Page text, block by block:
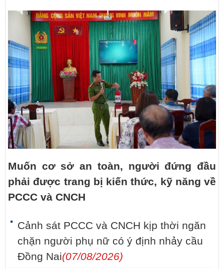
Muốn cơ sở an toàn, người đứng đầu
phải được trang bị kiến thức, kỹ năng về
PCCC và CNCH
Cảnh sát PCCC và CNCH kịp thời ngăn
chặn người phụ nữ có ý định nhảy cầu
Đồng Nai(07/08/2026)